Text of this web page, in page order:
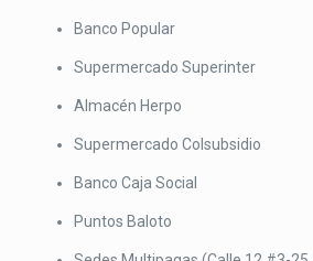
Banco Popular
Supermercado Superinter
Almacén Herpo
Supermercado Colsubsidio
Banco Caja Social
Puntos Baloto